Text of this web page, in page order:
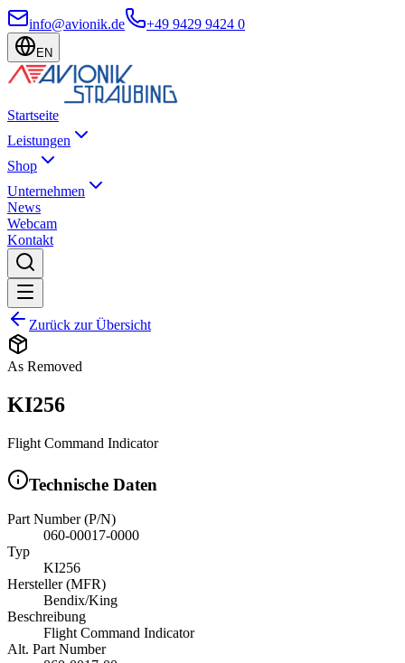
info@avionik.de +49 9429 9424 0
EN
Startseite
Leistungen
Shop
Unternehmen
News
Webcam
Kontakt
Zurück zur Übersicht
As Removed
KI256
Flight Command Indicator
Technische Daten
Part Number (P/N)
060-00017-0000
Typ
KI256
Hersteller (MFR)
Bendix/King
Beschreibung
Flight Command Indicator
Alt. Part Number